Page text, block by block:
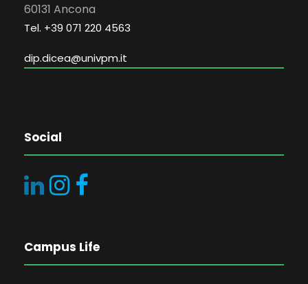
60131 Ancona
Tel. +39 071 220 4563
dip.dicea@univpm.it
Social
Campus Life